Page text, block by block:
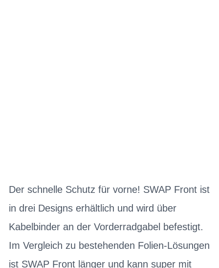
Der schnelle Schutz für vorne! SWAP Front ist
in drei Designs erhältlich und wird über
Kabelbinder an der Vorderradgabel befestigt.
Im Vergleich zu bestehenden Folien-Lösungen
ist SWAP Front länger und kann super mit